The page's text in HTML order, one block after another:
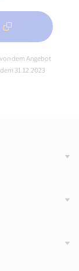
von dem Angebot
31.12.2023